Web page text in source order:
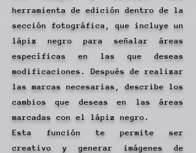
herramienta de edición dentro de la
sección fotográfica, que incluye un
lápiz negro para señalar áreas
específicas en las que deseas
modificaciones. Después de realizar
las marcas necesarias, describe los
cambios que deseas en las áreas
marcadas con el lápiz negro.
Esta función te permite ser
creativo y generar imágenes de